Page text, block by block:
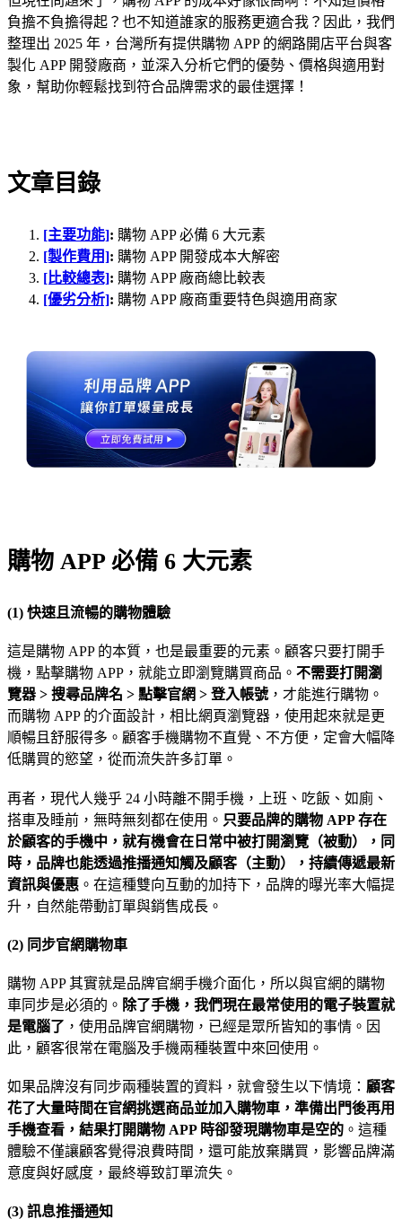
負擔不負擔得起？也不知道誰家的服務更適合我？因此，我們
整理出 2025 年，台灣所有提供購物 APP 的網路開店平台與客
製化 APP 開發廠商，並深入分析它們的優勢、價格與適用對
象，幫助你輕鬆找到符合品牌需求的最佳選擇！
文章目錄
[主要功能]: 購物 APP 必備 6 大元素
[製作費用]: 購物 APP 開發成本大解密
[比較總表]: 購物 APP 廠商總比較表
[優劣分析]: 購物 APP 廠商重要特色與適用商家
購物 APP 必備 6 大元素
(1) 快速且流暢的購物體驗
這是購物 APP 的本質，也是最重要的元素。顧客只要打開手
機，點擊購物 APP，就能立即瀏覽購買商品。 不需要打開瀏
覽器 > 搜尋品牌名 > 點擊官網 > 登入帳號，才能進行購物。
而購物 APP 的介面設計，相比網頁瀏覽器，使用起來就是更
順暢且舒服得多。顧客手機購物不直覺、不方便，定會大幅降
低購買的慾望，從而流失許多訂單。
再者，現代人幾乎 24 小時離不開手機，上班、吃飯、如廁、
搭車及睡前，無時無刻都在使用。 只要品牌的購物 APP 存在
於顧客的手機中，就有機會在日常中被打開瀏覽（被動），同
時，品牌也能透過推播通知觸及顧客（主動），持續傳遞最新
資訊與優惠 。在這種雙向互動的加持下，品牌的曝光率大幅提
升，自然能帶動訂單與銷售成長。
(2) 同步官網購物車
購物 APP 其實就是品牌官網手機介面化，所以與官網的購物
車同步是必須的。 除了手機，我們現在最常使用的電子裝置就
是電腦了 ，使用品牌官網購物，已經是眾所皆知的事情。因
此，顧客很常在電腦及手機兩種裝置中來回使用。
如果品牌沒有同步兩種裝置的資料，就會發生以下情境： 顧客
花了大量時間在官網挑選商品並加入購物車，準備出門後再用
手機查看，結果打開購物 APP 時卻發現購物車是空的 。這種
體驗不僅讓顧客覺得浪費時間，還可能放棄購買，影響品牌滿
意度與好感度，最終導致訂單流失。
(3) 訊息推播通知